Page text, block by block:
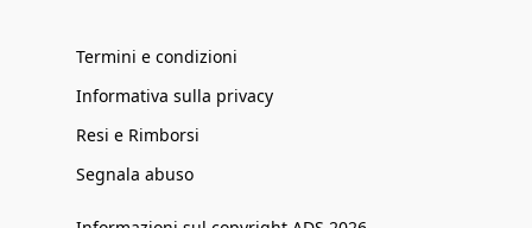
Termini e condizioni
Informativa sulla privacy
Resi e Rimborsi
Segnala abuso